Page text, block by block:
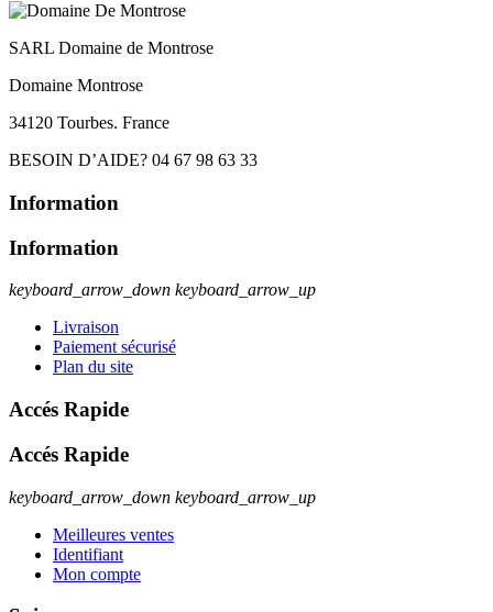
SARL Domaine de Montrose
Domaine Montrose
34120 Tourbes. France
BESOIN D’AIDE? 04 67 98 63 33
Information
Information
keyboard_arrow_down keyboard_arrow_up
Livraison
Paiement sécurisé
Plan du site
Accés Rapide
Accés Rapide
keyboard_arrow_down keyboard_arrow_up
Meilleures ventes
Identifiant
Mon compte